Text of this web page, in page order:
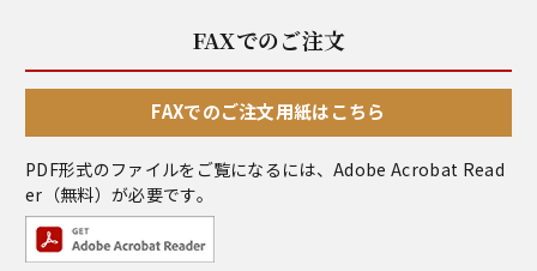
FAXでのご注文
FAXでのご注文用紙はこちら
PDF形式のファイルをご覧になるには、Adobe Acrobat Read
er （無料）が必要です。